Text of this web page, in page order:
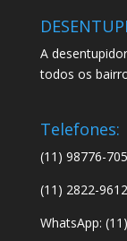
A
todos os
Telefones:
(11) 98776-
(11) 2822-9612
WhatsApp: